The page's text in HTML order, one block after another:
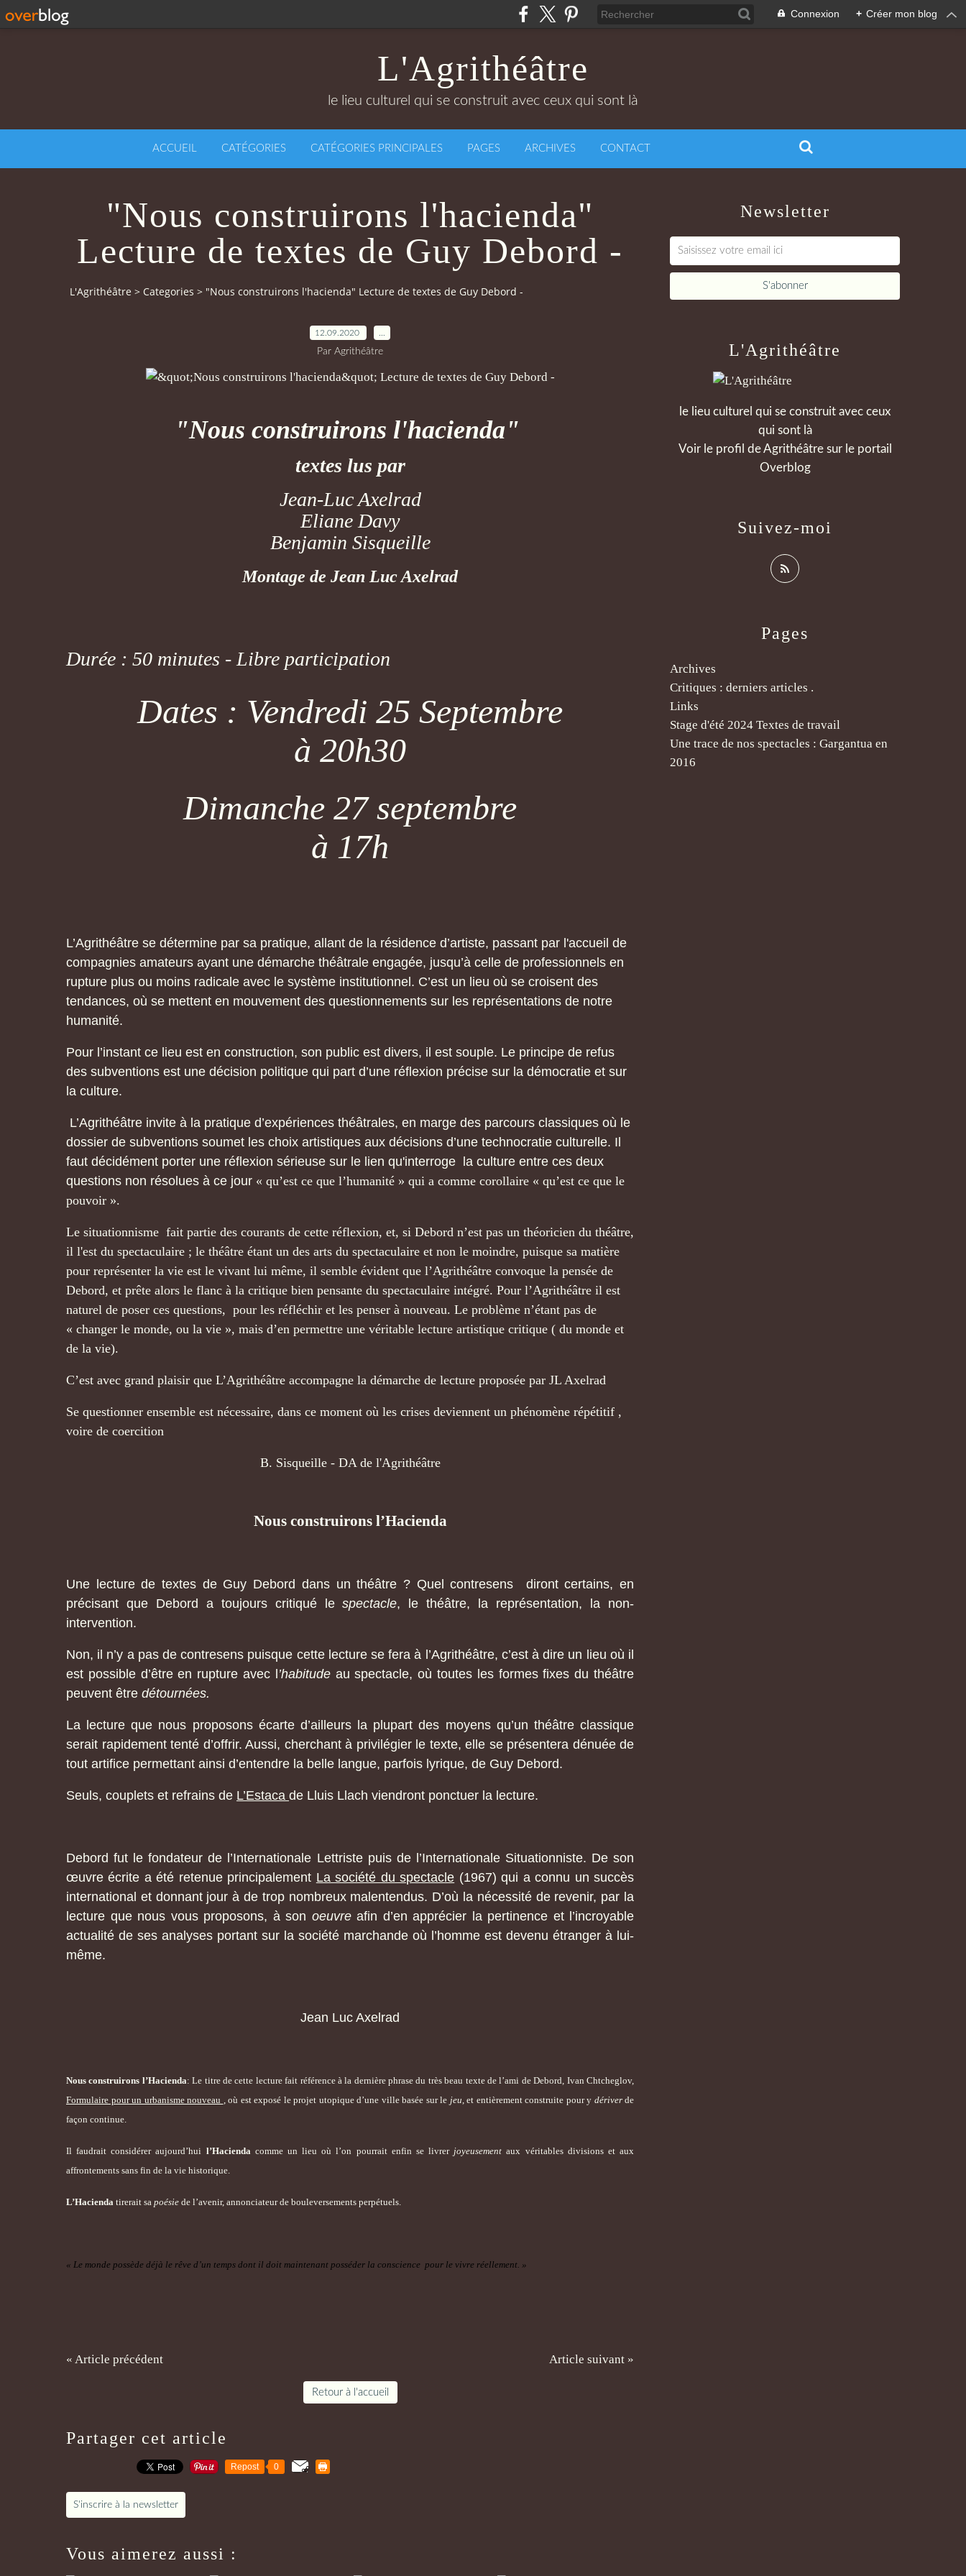
Connexion + Créer mon blog
L'Agrithéâtre
le lieu culturel qui se construit avec ceux qui sont là
ACCUEIL CATÉGORIES CATÉGORIES PRINCIPALES PAGES ARCHIVES CONTACT
"Nous construirons l'hacienda"
Lecture de textes de Guy Debord -
L'Agrithéâtre > Categories > "Nous construirons l'hacienda" Lecture de textes de Guy Debord -
12.09.2020
Par Agrithéâtre
"Nous construirons l'hacienda"
textes lus par
Jean-Luc Axelrad
Eliane Davy
Benjamin Sisqueille
Montage de Jean Luc Axelrad
Durée : 50 minutes - Libre participation
Dates : Vendredi 25 Septembre
à 20h30
Dimanche 27 septembre
à 17h
L’Agrithéâtre se détermine par sa pratique, allant de la résidence d’artiste, passant par l'accueil de
compagnies amateurs ayant une démarche théâtrale engagée, jusqu’à celle de professionnels en
rupture plus ou moins radicale avec le système institutionnel. C’est un lieu où se croisent des
tendances, où se mettent en mouvement des questionnements sur les représentations de notre
humanité.
Pour l’instant ce lieu est en construction, son public est divers, il est souple. Le principe de refus
des subventions est une décision politique qui part d’une réflexion précise sur la démocratie et sur
la culture.
L’Agrithéâtre invite à la pratique d’expériences théâtrales, en marge des parcours classiques où le
dossier de subventions soumet les choix artistiques aux décisions d’une technocratie culturelle. Il
faut décidément porter une réflexion sérieuse sur le lien qu'interroge la culture entre ces deux
questions non résolues à ce jour « qu’est ce que l’humanité » qui a comme corollaire « qu’est ce que le
pouvoir ».
Le situationnisme fait partie des courants de cette réflexion, et, si Debord n’est pas un théoricien du théâtre,
il l'est du spectaculaire ; le théâtre étant un des arts du spectaculaire et non le moindre, puisque sa matière
pour représenter la vie est le vivant lui même, il semble évident que l’Agrithéâtre convoque la pensée de
Debord, et prête alors le flanc à la critique bien pensante du spectaculaire intégré. Pour l’Agrithéâtre il est
naturel de poser ces questions, pour les réfléchir et les penser à nouveau. Le problème n’étant pas de
« changer le monde, ou la vie », mais d’en permettre une véritable lecture artistique critique ( du monde et
de la vie).
C’est avec grand plaisir que L’Agrithéâtre accompagne la démarche de lecture proposée par JL Axelrad
Se questionner ensemble est nécessaire, dans ce moment où les crises deviennent un phénomène répétitif ,
voire de coercition
B. Sisqueille - DA de l'Agrithéâtre
Nous construirons l’Hacienda
Une lecture de textes de Guy Debord dans un théâtre ? Quel contresens diront certains, en
précisant que Debord a toujours critiqué lespectacle, le théâtre, la représentation, la non-
intervention.
Non, il n’y a pas de contresens puisque cette lecture se fera à l’Agrithéâtre, c’est à dire un lieu où il
est possible d’être en rupture avec l’habitudeau spectacle, où toutes les formes fixes du théâtre
peuvent être détournées.
La lecture que nous proposons écarte d’ailleurs la plupart des moyens qu’un théâtre classique
serait rapidement tenté d’offrir. Aussi, cherchant à privilégier le texte, elle se présentera dénuée de
tout artifice permettant ainsi d’entendre la belle langue, parfois lyrique, de Guy Debord.
Seuls, couplets et refrains de L’Estaca de Lluis Llach viendront ponctuer la lecture.
Debord fut le fondateur de l’Internationale Lettriste puis de l’Internationale Situationniste. De son
œuvre écrite a été retenue principalement La société du spectacle (1967) qui a connu un succès
international et donnant jour à de trop nombreux malentendus. D’où la nécessité de revenir, par la
lecture que nous vous proposons, à son oeuvreafin d’en apprécier la pertinence et l’incroyable
actualité de ses analyses portant sur la société marchande où l’homme est devenu étranger à lui-
même.
Jean Luc Axelrad
Nous construirons l’Hacienda: Le titre de cette lecture fait référence à la dernière phrase du très beau texte de l’ami de Debord, Ivan Chtcheglov,
Formulaire pour un urbanisme nouveau
, où est exposé le projet utopique d’une ville basée sur le jeu , et entièrement construite pour y dériverde
façon continue.
Il faudrait considérer aujourd’hui l’Hacienda comme un lieu où l’on pourrait enfin se livrer joyeusement aux véritables divisions et aux
affrontements sans fin de la vie historique.
L’Hacienda tirerait sa poésie de l’avenir, annonciateur de bouleversements perpétuels.
« Le monde possède déjà le rêve d’un temps dont il doit maintenant posséder la conscience pour le vivre réellement. »
« Article précédent Article suivant »
Retour à l'accueil
Partager cet article
Repost 0
S'inscrire à la newsletter
Vous aimerez aussi :
Newsletter
Pages
Archives
Critiques : derniers articles .
Links
Stage d'été 2024 Textes de travail
Une trace de nos spectacles : Gargantua en
2016
L'Agrithéâtre
le lieu culturel qui se construit avec ceux
qui sont là
Voir le profil deAgrithéâtresur le portail
Overblog
Suivez-moi